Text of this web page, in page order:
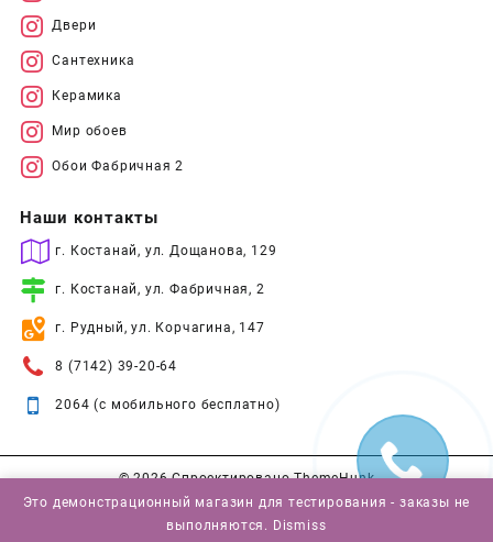
Двери
Сантехника
Керамика
Мир обоев
Обои Фабричная 2
Наши контакты
г. Костанай, ул. Дощанова, 129
г. Костанай, ул. Фабричная, 2
г. Рудный, ул. Корчагина, 147
8 (7142) 39-20-64
2064 (с мобильного бесплатно)
© 2026Спроектировано ThemeHunk
Это демонстрационный магазин для тестирования - заказы не
выполняются. Dismiss